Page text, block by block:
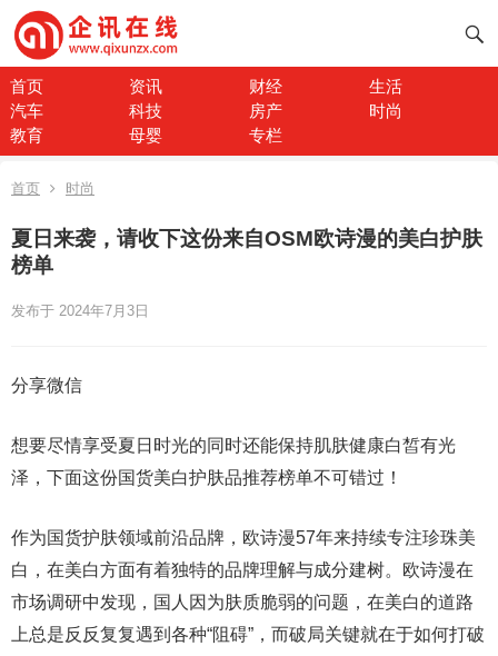
首页 资讯 财经
生活
汽车
科技 房产
时尚
教育
母婴 专栏
首页 时尚
夏日来袭，请收下这份来自OSM欧诗漫的美白护肤
榜单
发布于 2024年7月3日
分享微信
想要尽情享受夏日时光的同时还能保持肌肤健康白皙有光
泽，下面这份国货美白护肤品推荐榜单不可错过！
作为国货护肤领域前沿品牌，欧诗漫57年来持续专注珍珠美
白，在美白方面有着独特的品牌理解与成分建树。欧诗漫在
市场调研中发现，国人因为肤质脆弱的问题，在美白的道路
上总是反反复复遇到各种“阻碍”，而破局关键就在于如何打破